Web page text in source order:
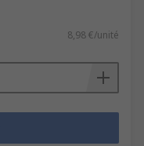
8,98 €/unité